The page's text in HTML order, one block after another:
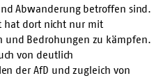
Abwanderung betroffen sind.
hat dort nicht nur mit
und Bedrohungen zu kämpfen.
von deutlich
der AfD und zugleich von